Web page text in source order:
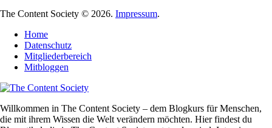
The Content Society © 2026. Impressum.
Home
Datenschutz
Mitgliederbereich
Mitbloggen
Willkommen in The Content Society – dem Blogkurs für Menschen,
die mit ihrem Wissen die Welt verändern möchten. Hier findest du